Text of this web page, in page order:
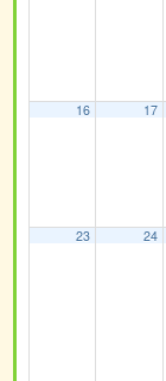
16 17
23 24